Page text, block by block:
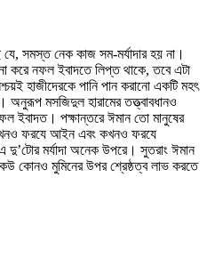
সমস্ত নেক কাজ সম-মর্যাদার হয় না।
নফল ইবাদতে লিপ্ত থাকে, তবে এটা
হাজীদেরকে পানি পান করানো একটি মহৎ
অনুরূপ মসজিদুল হারামের তত্ত্বাবধানও
ইবাদত। পক্ষান্তরে ঈমান তো মানুষের
ফরযে আইন এবং কখনও ফরযে
মর্যাদা অনেক উপরে। সুতরাং ঈমান
কোনও মুমিনের উপর শ্রেষ্ঠত্ব লাভ করতে